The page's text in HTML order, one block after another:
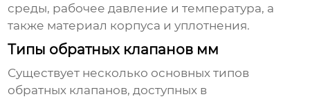
среды, рабочее давление и температура, а
также материал корпуса и уплотнения.
Типы обратных клапанов мм
Существует несколько основных типов
обратных клапанов, доступных в